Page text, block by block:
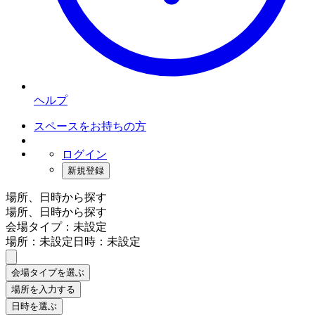
ヘルプ
スペースをお持ちの方
ログイン
新規登録
場所、日時から探す
場所、日時から探す
会場タイプ：未設定
場所：未設定日時：未設定
会場タイプを選ぶ
場所を入力する
日時を選ぶ